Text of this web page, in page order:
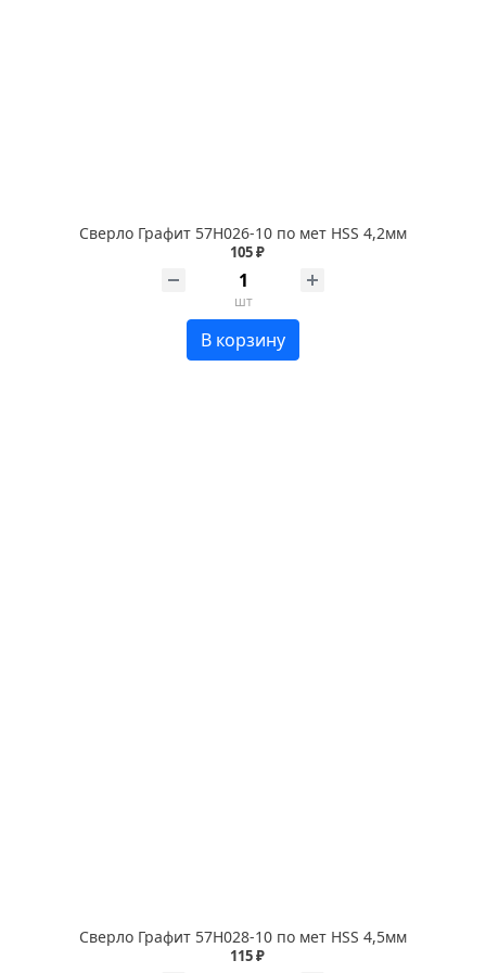
Сверло Графит 57Н026-10 по мет HSS 4,2мм
105 ₽
шт
В корзину
Сверло Графит 57Н028-10 по мет HSS 4,5мм
115 ₽